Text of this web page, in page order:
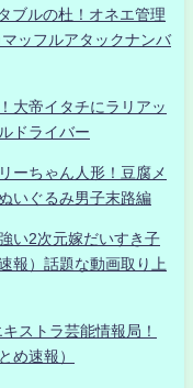
ブルの杜！オネエ管理
ッフルアタックナンバ
大帝イタチにラリアッ
ドライバー
ーちゃん人形！豆腐メ
いぐるみ男子末路編
い2次元嫁だいすき子
報）話題な動画取り上
ストラ芸能情報局！
め速報）